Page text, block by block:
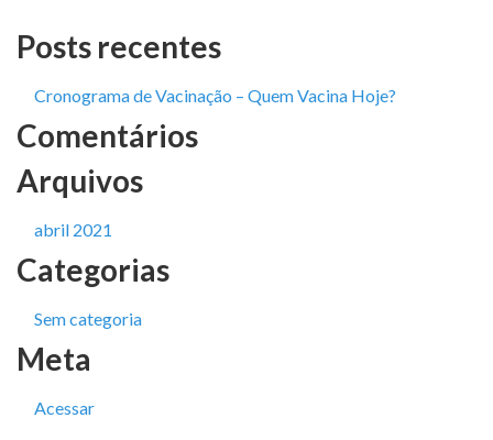
Posts recentes
Cronograma de Vacinação – Quem Vacina Hoje?
Comentários
Arquivos
abril 2021
Categorias
Sem categoria
Meta
Acessar